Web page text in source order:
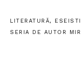
LITERATURĂ,
SERIA DE AUTOR